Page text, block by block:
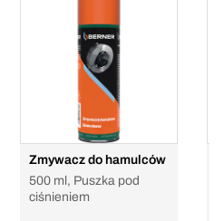
Zmywacz do hamulców
500 ml, Puszka pod
ciśnieniem